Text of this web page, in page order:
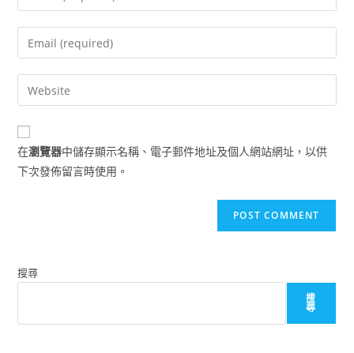
your
name
comment
Enter
your
email
address
comment
Enter
your
website
URL
(optional)
在瀏覽器中儲存顯示名稱、電子郵件地址及個人網站網址，以供
下次發佈留言時使用。
搜尋
搜
尋